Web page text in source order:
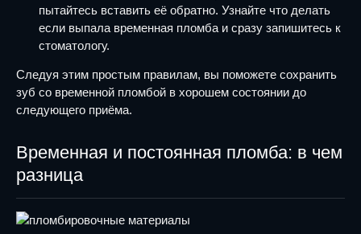
пытайтесь вставить её обратно. Узнайте что делать
если выпала временная пломба и сразу запишитесь к
стоматологу.
Следуя этим простым правилам, вы поможете сохранить
зуб со временной пломбой в хорошем состоянии до
следующего приёма.
Временная и постоянная пломба: в чем
разница